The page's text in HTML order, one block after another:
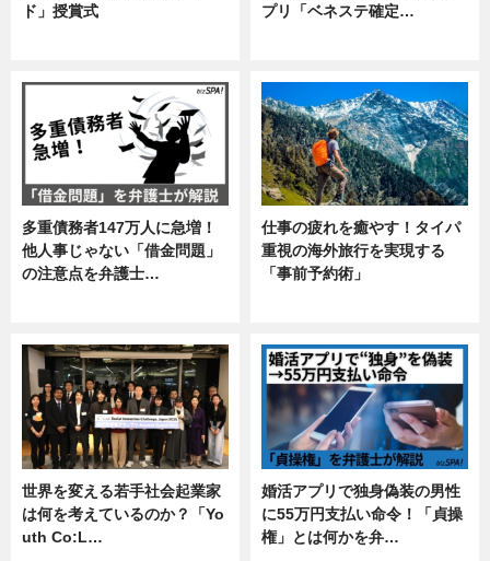
ド」授賞式
プリ「ベネステ確定…
多重債務者147万人に急増！
他人事じゃない「借金問題」
の注意点を弁護士…
仕事の疲れを癒やす！タイパ
重視の海外旅行を実現する
「事前予約術」
世界を変える若手社会起業家
は何を考えているのか？「Yo
uth Co:L…
婚活アプリで独身偽装の男性
に55万円支払い命令！「貞操
権」とは何かを弁…